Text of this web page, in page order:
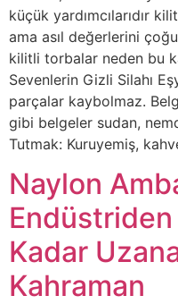
küçük yardımcılarıdır
ama asıl değerlerini
kilitli torbalar neden bu
Sevenlerin Gizli Silahı
parçalar kaybolmaz.
gibi belgeler sudan,
Tutmak: Kuruyemiş,
Naylon
Kadar
Kahraman